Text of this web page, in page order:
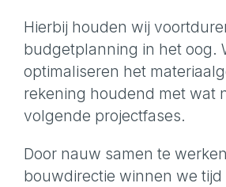
Hierbij houden wij
budgetplanning in het oog.
optimaliseren het
rekening houdend met wat
volgende projectfases.
Door nauw samen te
bouwdirectie winnen we